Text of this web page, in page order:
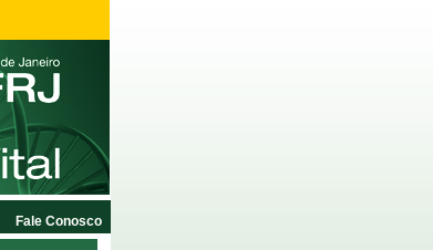
Fale Conosco